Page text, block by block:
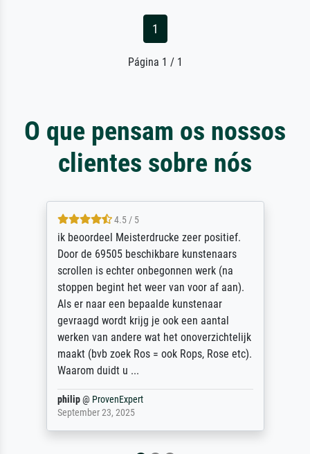
1
Página 1 / 1
O que pensam os nossos
clientes sobre nós
Die Zufriedenheit ist auch nicht dadurch
getrübt, dass das Bild entgegen einer
angegebenen Lieferanschrift (sollte eine
Überraschung für die normannische
Ehefrau sein zum Hochzeits- gleichzeitig
auch Geburtstag sein) doch nach zu Hause
zugestellt wurde.
Jürgen@ProvenExpert
April 22, 2026